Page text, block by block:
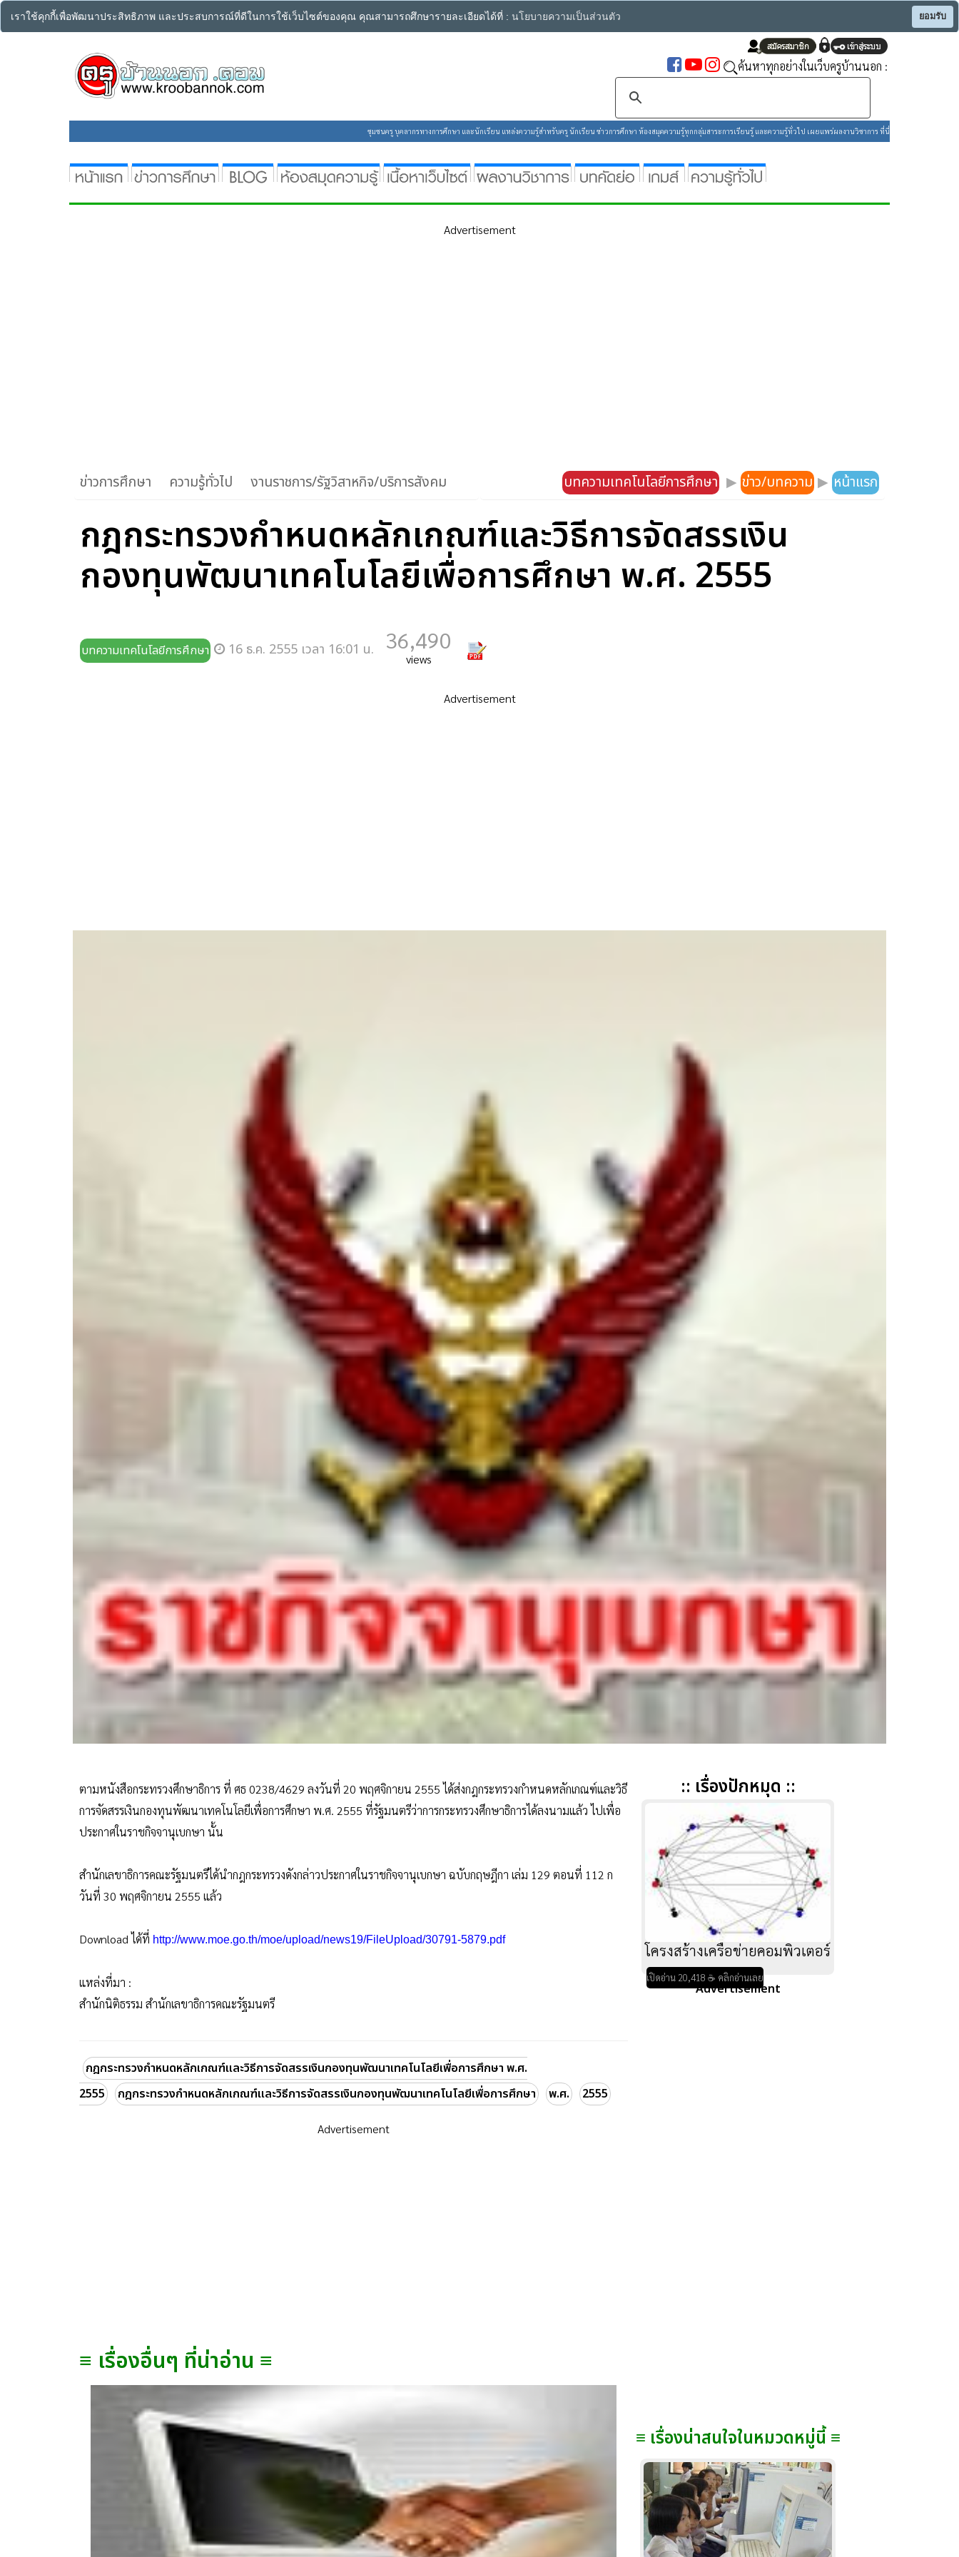
เราใช้คุกกี้เพื่อพัฒนาประสิทธิภาพ และประสบการณ์ที่ดีในการใช้เว็บไซต์ของคุณ คุณสามารถศึกษารายละเอียดได้ที่ : นโยบายความเป็นส่วนตัว ยอมรับ
ค้นหาทุกอย่างในเว็บครูบ้านนอก :
ชุมชนครู บุคลากรทางการศึกษา และนักเรียน แหล่งความรู้สำหรับครู นักเรียน ข่าวการศึกษา ห้องสมุดความรู้ทุกกลุ่มสาระการเรียนรู้ และความรู้ทั่วไป เผยแพร่ผลงานวิชาการ ที่นี่
Advertisement
ข่าวการศึกษา ความรู้ทั่วไป งานราชการ/รัฐวิสาหกิจ/บริการสังคม บทความเทคโนโลยีการศึกษา ▶ ข่าว/บทความ ▶ หน้าแรก
กฎกระทรวงกำหนดหลักเกณฑ์และวิธีการจัดสรรเงิน
กองทุนพัฒนาเทคโนโลยีเพื่อการศึกษา พ.ศ. 2555
บทความเทคโนโลยีการศึกษา 16 ธ.ค. 2555 เวลา 16:01 น. 36,490
views
Advertisement
ตามหนังสือกระทรวงศึกษาธิการ ที่ ศธ 0238/4629 ลงวันที่ 20 พฤศจิกายน 2555 ได้ส่งกฎกระทรวงกำหนดหลักเกณฑ์และวิธี
การจัดสรรเงินกองทุนพัฒนาเทคโนโลยีเพื่อการศึกษา พ.ศ. 2555 ที่รัฐมนตรีว่าการกระทรวงศึกษาธิการได้ลงนามแล้ว ไปเพื่อ
ประกาศในราชกิจจานุเบกษา นั้น
สำนักเลขาธิการคณะรัฐมนตรีได้นำกฎกระทรวงดังกล่าวประกาศในราชกิจจานุเบกษา ฉบับกฤษฎีกา เล่ม 129 ตอนที่ 112 ก
วันที่ 30 พฤศจิกายน 2555 แล้ว
Download ได้ที่ http://www.moe.go.th/moe/upload/news19/FileUpload/30791-5879.pdf
แหล่งที่มา :
สำนักนิติธรรม สำนักเลขาธิการคณะรัฐมนตรี
กฎกระทรวงกำหนดหลักเกณฑ์และวิธีการจัดสรรเงินกองทุนพัฒนาเทคโนโลยีเพื่อการศึกษา พ.ศ.
2555
กฎกระทรวงกำหนดหลักเกณฑ์และวิธีการจัดสรรเงินกองทุนพัฒนาเทคโนโลยีเพื่อการศึกษา พ.ศ. 2555
Advertisement
≡ เรื่องอื่นๆ ที่น่าอ่าน ≡
:: เรื่องปักหมุด ::
โครงสร้างเครือข่ายคอมพิวเตอร์
เปิดอ่าน 20,418 ☕ คลิกอ่านเลย
Advertisement
≡ เรื่องน่าสนใจในหมวดหมู่นี้ ≡